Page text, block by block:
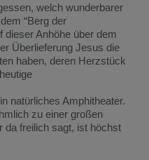
welch wunderbarer
“Berg der
dieser Anhöhe über dem
Überlieferung Jesus die
haben, deren Herzstück
natürliches Amphitheater.
zu einer großen
da freilich sagt, ist höchst